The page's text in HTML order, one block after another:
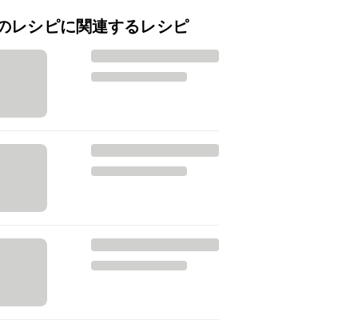
レシピに関連するレシピ